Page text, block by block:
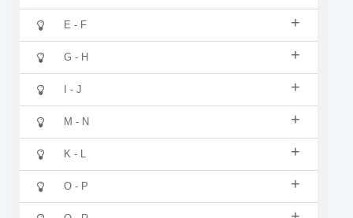
E - F +
G - H +
I - J +
M - N +
K - L +
O - P +